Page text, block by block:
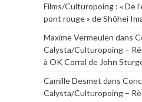
Films/Culturopoing : « De
pont rouge » de Shōhei
Maxime Vermeulen dans
Calysta/Culturopoing –
à OK Corral de John
Camille Desmet dans
Calysta/Culturopoing –